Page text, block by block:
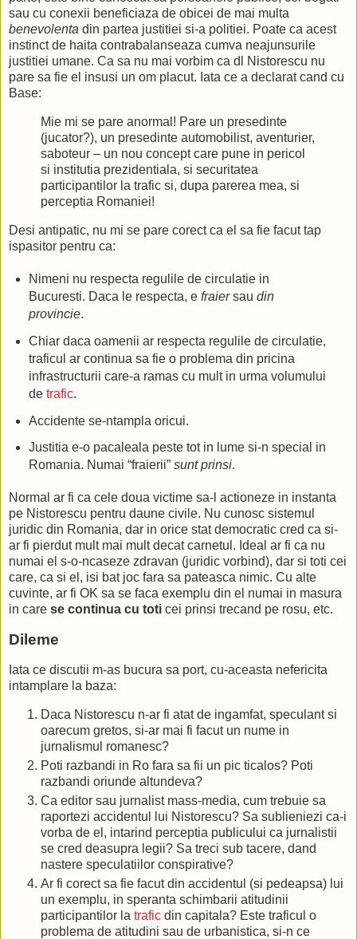
sau cu conexii beneficiaza de obicei de mai multa
benevolenta din partea justitiei si-a politiei. Poate ca acest
instinct de haita contrabalanseaza cumva neajunsurile
justitiei umane. Ca sa nu mai vorbim ca dl Nistorescu nu
pare sa fie el insusi un om placut. Iata ce a declarat cand cu
Base:
Mie mi se pare anormal! Pare un presedinte
(jucator?), un presedinte automobilist, aventurier,
saboteur – un nou concept care pune in pericol
si institutia prezidentiala, si securitatea
participantilor la trafic si, dupa parerea mea, si
perceptia Romaniei!
Desi antipatic, nu mi se pare corect ca el sa fie facut tap
ispasitor pentru ca:
Nimeni nu respecta regulile de circulatie in
Bucuresti. Daca le respecta, e fraiersau din
provincie.
Chiar daca oamenii ar respecta regulile de circulatie,
traficul ar continua sa fie o problema din pricina
infrastructurii care-a ramas cu mult in urma volumului
de trafic.
Accidente se-ntampla oricui.
Justitia e-o pacaleala peste tot in lume si-n special in
Romania. Numai “fraierii” sunt prinsi.
Normal ar fi ca cele doua victime sa-l actioneze in instanta
pe Nistorescu pentru daune civile. Nu cunosc sistemul
juridic din Romania, dar in orice stat democratic cred ca si-
ar fi pierdut mult mai mult decat carnetul. Ideal ar fi ca nu
numai el s-o-ncaseze zdravan (juridic vorbind), dar si toti cei
care, ca si el, isi bat joc fara sa pateasca nimic. Cu alte
cuvinte, ar fi OK sa se faca exemplu din el numai in masura
in care se continua cu toti cei prinsi trecand pe rosu, etc.
Dileme
Iata ce discutii m-as bucura sa port, cu-aceasta nefericita
intamplare la baza:
Daca Nistorescu n-ar fi atat de ingamfat, speculant si
oarecum gretos, si-ar mai fi facut un nume in
jurnalismul romanesc?
Poti razbandi in Ro fara sa fii un pic ticalos? Poti
razbandi oriunde altundeva?
Ca editor sau jurnalist mass-media, cum trebuie sa
raportezi accidentul lui Nistorescu? Sa sublieniezi ca-i
vorba de el, intarind perceptia publicului ca jurnalistii
se cred deasupra legii? Sa treci sub tacere, dand
nastere speculatiilor conspirative?
Ar fi corect sa fie facut din accidentul (si pedeapsa) lui
un exemplu, in speranta schimbarii atitudinii
participantilor la trafic din capitala? Este traficul o
problema de atitudini sau de urbanistica, si-n ce